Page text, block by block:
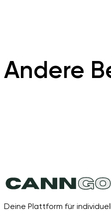
Andere
Deine Plattform für